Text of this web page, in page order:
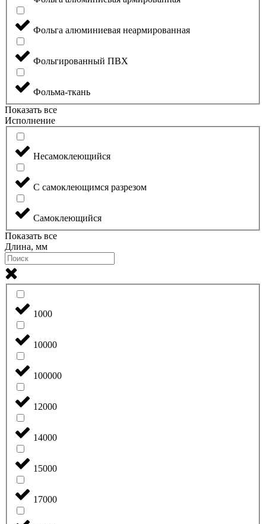
Фольга алюминиевая неармированная
Фольгированный ПВХ
Фольма-ткань
Показать все
Исполнение
Несамоклеющийся
С самоклеющимся разрезом
Самоклеющийся
Показать все
Длина, мм
1000
10000
100000
12000
14000
15000
17000